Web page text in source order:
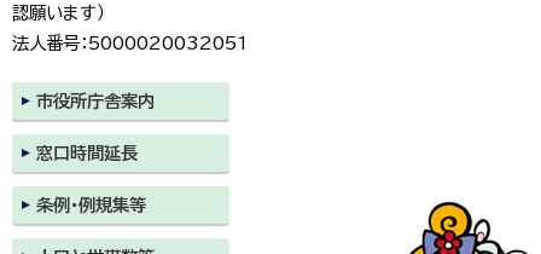
認願います）
法人番号：5000020032051
市役所庁舎案内
窓口時間延長
条例・例規集等